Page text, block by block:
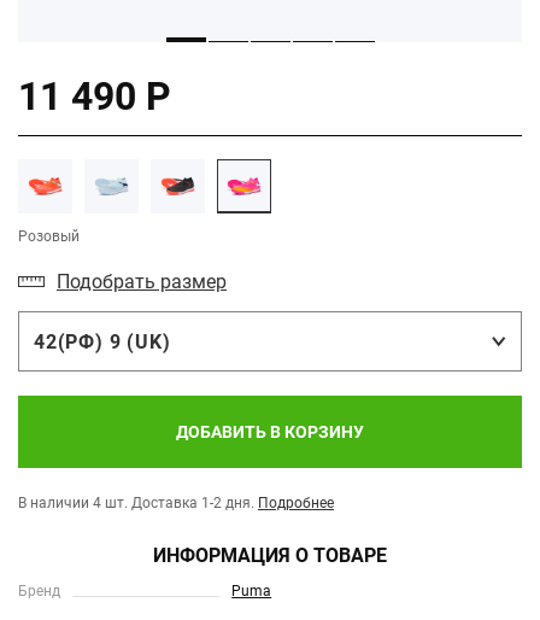
11 490 Р
Розовый
Подобрать размер
42(РФ) 9 (UK)
ДОБАВИТЬ В КОРЗИНУ
В наличии 4 шт. Доставка 1-2 дня. Подробнее
ИНФОРМАЦИЯ О ТОВАРЕ
Бренд Puma